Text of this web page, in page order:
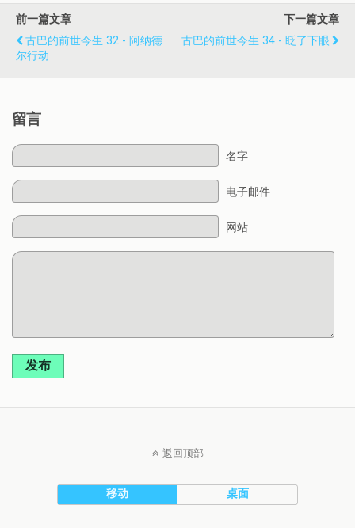
前一篇文章
古巴的前世今生 32 - 阿纳德
尔行动
下一篇文章
古巴的前世今生 34 - 眨了下眼
留言
名字
电子邮件
网站
发布
返回顶部
移动 桌面